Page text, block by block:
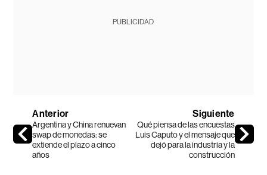
PUBLICIDAD
Anterior
Argentina y China renuevan
swap de monedas: se
extiende el plazo a cinco
años
Siguiente
Qué piensa de las encuestas
Luis Caputo y el mensaje que
dejó para la industria y la
construcción